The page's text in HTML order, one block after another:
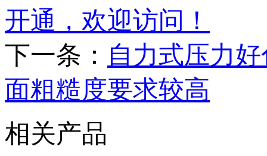
开通，欢迎访问！
下一条： 自力式压力
面粗糙度要求较高
相关产品